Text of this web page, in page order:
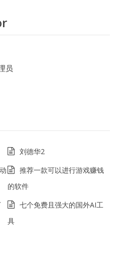
员
刘德华2
推荐一款可以进行游戏赚钱
的软件
七个免费且强大的国外AI工
具